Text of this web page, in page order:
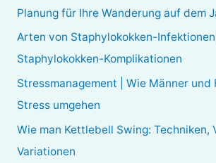
e
n
n
Planung für Ihre Wanderung auf dem
Arten von Staphylokokken-Infektionen
Staphylokokken-Komplikationen
Stressmanagement | Wie Männer und
Stress umgehen
Wie man Kettlebell Swing: Techniken,
Variationen